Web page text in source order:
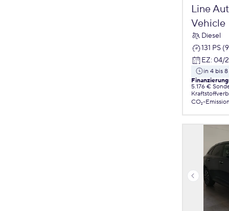
Line
Vehicle
Diesel
131 PS
EZ: 04/
in 4 bis
5.176 €
CO₂-